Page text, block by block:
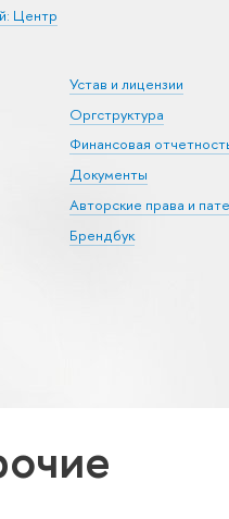
Центр
Устав и лицензии
Оргструктура
Финансовая
Документы
Авторские права и
Брендбук